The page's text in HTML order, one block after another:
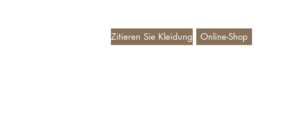
Zitieren Sie Kleidung Online-Shop